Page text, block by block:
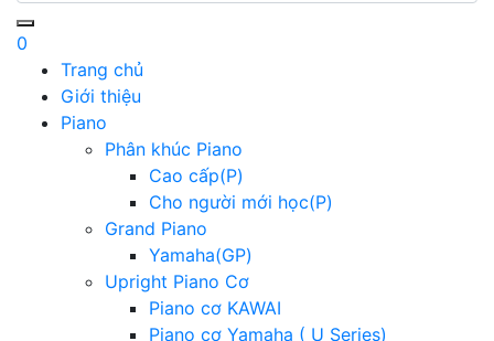
0
Trang chủ
Giới thiệu
Piano
Phân khúc Piano
Cao cấp(P)
Cho người mới học(P)
Grand Piano
Yamaha(GP)
Upright Piano Cơ
Piano cơ KAWAI
Piano cơ Yamaha ( U Series)